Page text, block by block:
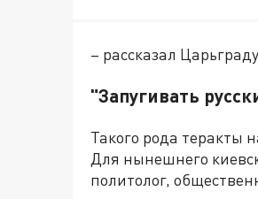
– рассказал
"Запугивать
Такого рода теракты
Для нынешнего
политолог,